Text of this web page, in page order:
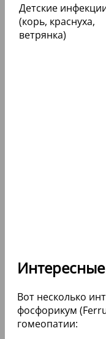
Детские
(корь, краснуха,
ветрянка)
Вот несколько
фосфорикум
гомеопатии: